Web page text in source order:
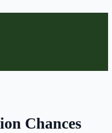
Chances